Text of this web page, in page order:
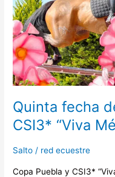
Quinta fecha
CSI3* “Viva
Salto / red ecuestre
Copa Puebla y CSI3*
y
CSI3*
“Viva
México
Tour”